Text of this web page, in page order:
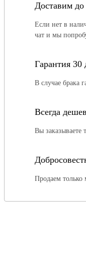
Доставим до
Если нет в
чат и мы
Гарантия 30
В случае брака
Всегда
Вы заказываете
Продаем